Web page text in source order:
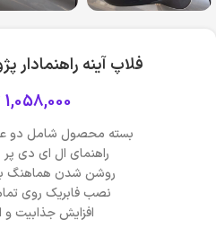
فلاپ آینه راهنمادار پژو 206 –
1,058,000
بسته محصول شامل دو
راهنمای ال ای دی
روشن شدن هماهنگ
نصب فابریک روی
افزایش جذابیت و